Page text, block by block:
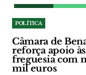
POLÍTICA
Câmara de
reforça apoio
freguesia com
mil euros